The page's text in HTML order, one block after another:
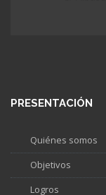
PRESENTACIÓN
Quiénes somos
Objetivos
Logros